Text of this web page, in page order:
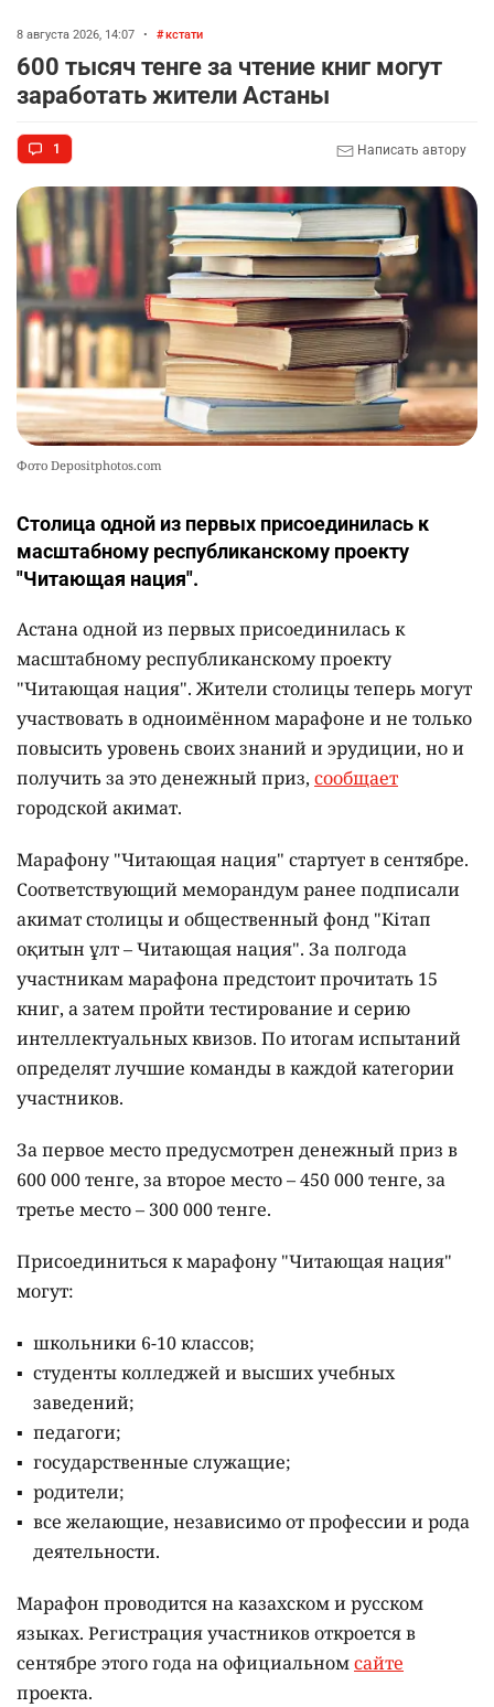
8 августа 2026, 14:07 • кстати
600 тысяч тенге за чтение книг могут
заработать жители Астаны
1 Написать автору
Фото Depositphotos.com
Столица одной из первых присоединилась к
масштабному республиканскому проекту
"Читающая нация".
Астана одной из первых присоединилась к
масштабному республиканскому проекту
"Читающая нация". Жители столицы теперь могут
участвовать в одноимённом марафоне и не только
повысить уровень своих знаний и эрудиции, но и
получить за это денежный приз, сообщает
городской акимат.
Марафону "Читающая нация" стартует в сентябре.
Соответствующий меморандум ранее подписали
акимат столицы и общественный фонд "Кітап
оқитын ұлт – Читающая нация". За полгода
участникам марафона предстоит прочитать 15
книг, а затем пройти тестирование и серию
интеллектуальных квизов. По итогам испытаний
определят лучшие команды в каждой категории
участников.
За первое место предусмотрен денежный приз в
600 000 тенге, за второе место – 450 000 тенге, за
третье место – 300 000 тенге.
Присоединиться к марафону "Читающая нация"
могут:
школьники 6-10 классов;
студенты колледжей и высших учебных
заведений;
педагоги;
государственные служащие;
родители;
все желающие, независимо от профессии и рода
деятельности.
Марафон проводится на казахском и русском
языках. Регистрация участников откроется в
сентябре этого года на официальномсайте
проекта.